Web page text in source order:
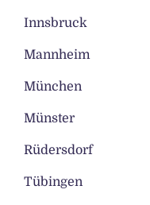
Innsbruck
Mannheim
München
Münster
Rüdersdorf
Tübingen